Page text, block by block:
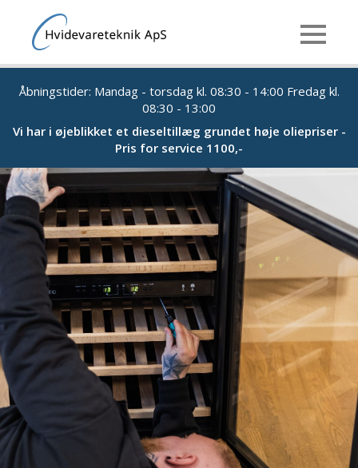
Åbningstider: Mandag - torsdag kl. 08:30 - 14:00 Fredag kl.
08:30 - 13:00
Vi har i øjeblikket et dieseltillæg grundet høje oliepriser -
Pris for service 1100,-